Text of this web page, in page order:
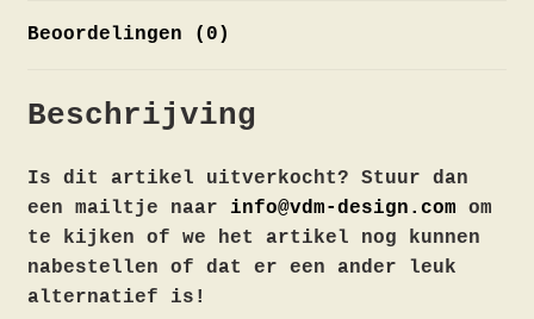
Beoordelingen (0)
Beschrijving
Is dit artikel uitverkocht? Stuur dan
een mailtje naar info@vdm-design.com om
te kijken of we het artikel nog kunnen
nabestellen of dat er een ander leuk
alternatief is!